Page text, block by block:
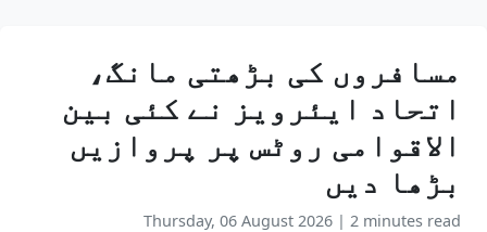
مسافروں کی بڑھتی مانگ،
اتحاد ایئرویز نے کئی بین
الاقوامی روٹس پر پروازیں
بڑھا دیں
Thursday, 06 August 2026 | 2 minutes read